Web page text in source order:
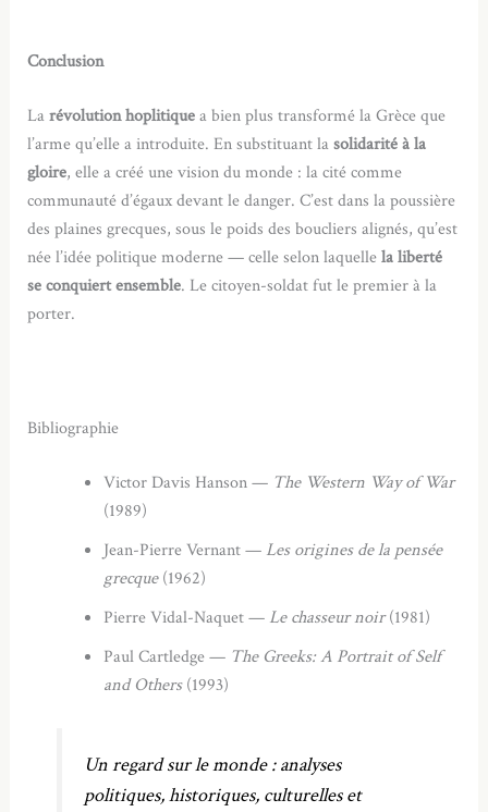
Conclusion
Larévolution hoplitiquea bien plus transformé la Grèce que
l’arme qu’elle a introduite. En substituant lasolidarité à la
gloire, elle a créé une vision du monde : la cité comme
communauté d’égaux devant le danger. C’est dans la poussière
des plaines grecques, sous le poids des boucliers alignés, qu’est
née l’idée politique moderne — celle selon laquellela liberté
se conquiert ensemble. Le citoyen-soldat fut le premier à la
porter.
Bibliographie
Victor Davis Hanson — The Western Way of War
(1989)
Jean-Pierre Vernant — Les origines de la pensée
grecque(1962)
Pierre Vidal-Naquet — Le chasseur noir(1981)
Paul Cartledge — The Greeks: A Portrait of Self
and Others(1993)
Un regard sur le monde : analyses
politiques, historiques, culturelles et